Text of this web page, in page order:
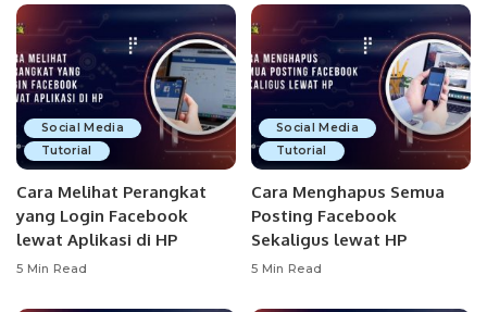
Social Media
Tutorial
Cara Melihat Perangkat
yang Login Facebook
lewat Aplikasi di HP
5 Min Read
Social Media
Tutorial
Cara Menghapus Semua
Posting Facebook
Sekaligus lewat HP
5 Min Read